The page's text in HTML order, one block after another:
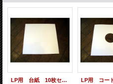
LP用 台紙 10枚セット